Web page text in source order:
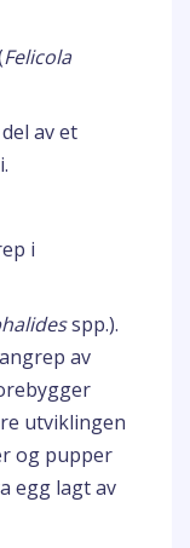
Felicola
av et
i
spp.).
av
utviklingen
og pupper
egg lagt av